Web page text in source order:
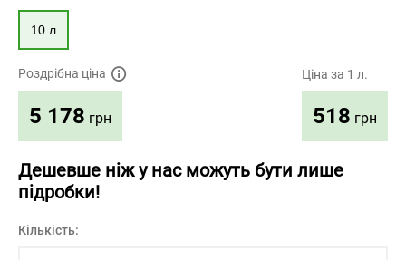
10 л
Роздрібна ціна
5 178 грн
Ціна за 1 л.
518 грн
Дешевше ніж у нас можуть бути лише
підробки!
Кількість: